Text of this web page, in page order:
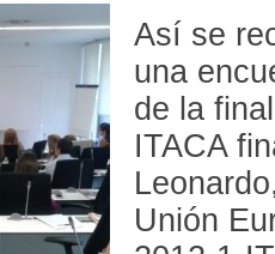
Así se
una
de la
ITACA
Unión